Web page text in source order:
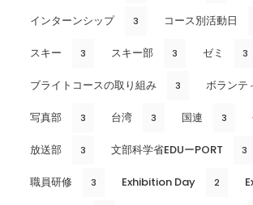
インターンシップ 3 コース別活動日
スキー 3 スキー部 3 ゼミ 3
ブライトコースの取り組み 3 ボランテ
写真部 3 台湾 3 国連 3
放送部 3 文部科学省EDUーPORT 3
職員研修 3 Exhibition Day 2